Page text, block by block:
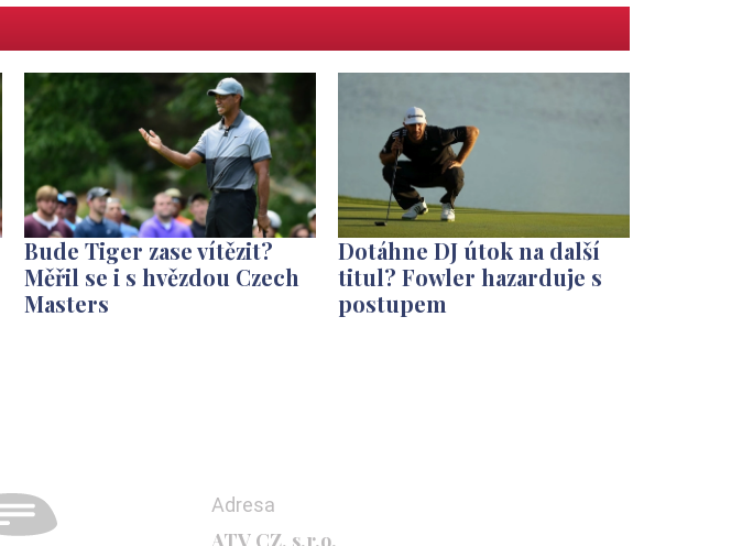
Bude Tiger zase vítězit?
Měřil se i s hvězdou Czech
Masters
Dotáhne DJ útok na další
titul? Fowler hazarduje s
postupem
Adresa
ATV CZ, s.r.o.